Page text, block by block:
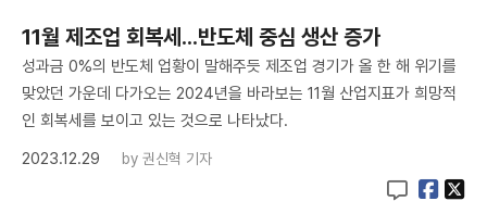
11월 제조업 회복세...반도체 중심 생산 증가
성과금 0%의 반도체 업황이 말해주듯 제조업 경기가 올 한 해 위기를
맞았던 가운데 다가오는 2024년을 바라보는 11월 산업지표가 희망적
인 회복세를 보이고 있는 것으로 나타났다.
2023.12.29
by 권신혁 기자